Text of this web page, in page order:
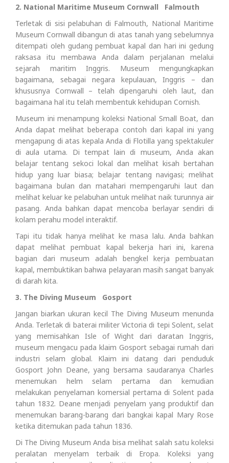
2. National Maritime Museum Cornwall Falmouth
Terletak di sisi pelabuhan di Falmouth, National Maritime
Museum Cornwall dibangun di atas tanah yang sebelumnya
ditempati oleh gudang pembuat kapal dan hari ini gedung
raksasa itu membawa Anda dalam perjalanan melalui
sejarah maritim Inggris. Museum mengungkapkan
bagaimana, sebagai negara kepulauan, Inggris – dan
khususnya Cornwall – telah dipengaruhi oleh laut, dan
bagaimana hal itu telah membentuk kehidupan Cornish.
Museum ini menampung koleksi National Small Boat, dan
Anda dapat melihat beberapa contoh dari kapal ini yang
mengapung di atas kepala Anda di Flotilla yang spektakuler
di aula utama. Di tempat lain di museum, Anda akan
belajar tentang sekoci lokal dan melihat kisah bertahan
hidup yang luar biasa; belajar tentang navigasi; melihat
bagaimana bulan dan matahari mempengaruhi laut dan
melihat keluar ke pelabuhan untuk melihat naik turunnya air
pasang. Anda bahkan dapat mencoba berlayar sendiri di
kolam perahu model interaktif.
Tapi itu tidak hanya melihat ke masa lalu. Anda bahkan
dapat melihat pembuat kapal bekerja hari ini, karena
bagian dari museum adalah bengkel kerja pembuatan
kapal, membuktikan bahwa pelayaran masih sangat banyak
di darah kita.
3. The Diving Museum Gosport
Jangan biarkan ukuran kecil The Diving Museum menunda
Anda. Terletak di baterai militer Victoria di tepi Solent, selat
yang memisahkan Isle of Wight dari daratan Inggris,
museum mengacu pada klaim Gosport sebagai rumah dari
industri selam global. Klaim ini datang dari penduduk
Gosport John Deane, yang bersama saudaranya Charles
menemukan helm selam pertama dan kemudian
melakukan penyelaman komersial pertama di Solent pada
tahun 1832. Deane menjadi penyelam yang produktif dan
menemukan barang-barang dari bangkai kapal Mary Rose
ketika ditemukan pada tahun 1836.
Di The Diving Museum Anda bisa melihat salah satu koleksi
peralatan menyelam terbaik di Eropa. Koleksi yang